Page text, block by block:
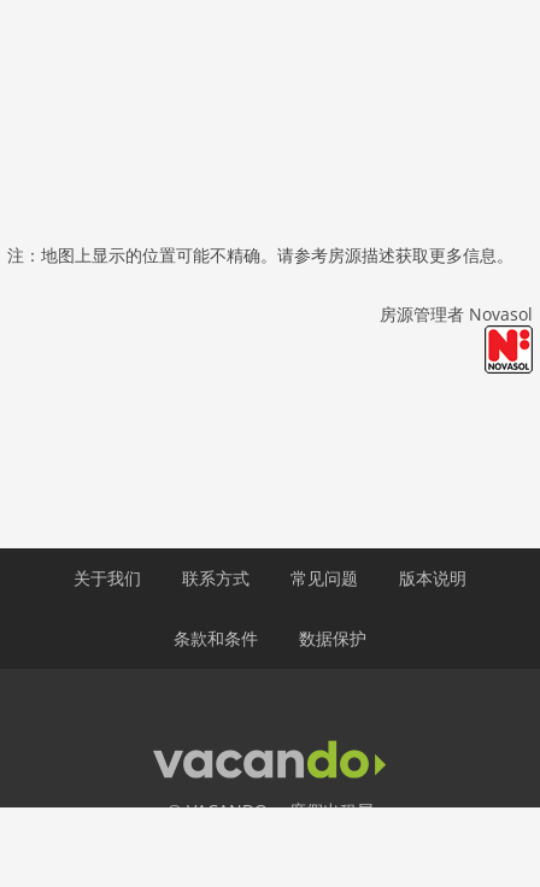
注：地图上显示的位置可能不精确。请参考房源描述获取更多信息。
房源管理者 Novasol
关于我们 联系方式 常见问题 版本说明
条款和条件 数据保护
© VACANDO： 度假出租屋